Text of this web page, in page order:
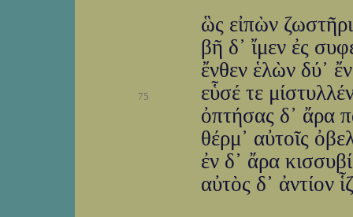
ὣς εἰπὼν
βῆ δ᾽ ἴμεν ἐς
ἔνθεν ἑλὼν δύ᾽
75
εὗσέ τε
ὀπτήσας δ᾽ ἄρα
θέρμ᾽ αὐτοῖς
ἐν δ᾽ ἄρα
αὐτὸς δ᾽ ἀντίον